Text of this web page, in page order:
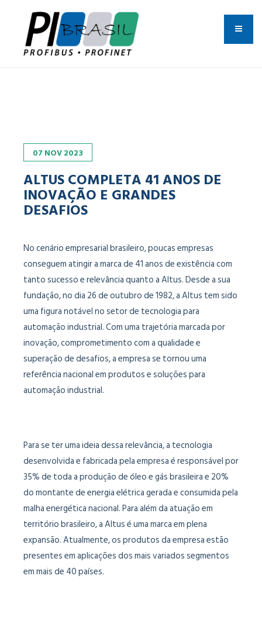
07 NOV2023
ALTUS COMPLETA 41 ANOS DE
INOVAÇÃO E GRANDES
DESAFIOS
No cenário empresarial brasileiro, poucas empresas
conseguem atingir a marca de 41 anos de existência com
tanto sucesso e relevância quanto a Altus. Desde a sua
fundação, no dia 26 de outubro de 1982, a Altus tem sido
uma figura notável no setor de tecnologia para
automação industrial. Com uma trajetória marcada por
inovação, comprometimento com a qualidade e
superação de desafios, a empresa se tornou uma
referência nacional em produtos e soluções para
automação industrial.
Para se ter uma ideia dessa relevância, a tecnologia
desenvolvida e fabricada pela empresa é responsável por
35% de toda a produção de óleo e gás brasileira e 20%
do montante de energia elétrica gerada e consumida pela
malha energética nacional. Para além da atuação em
território brasileiro, a Altus é uma marca em plena
expansão. Atualmente, os produtos da empresa estão
presentes em aplicações dos mais variados segmentos
em mais de 40 países.